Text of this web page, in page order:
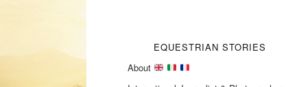
EQUESTRIAN STORIES
About